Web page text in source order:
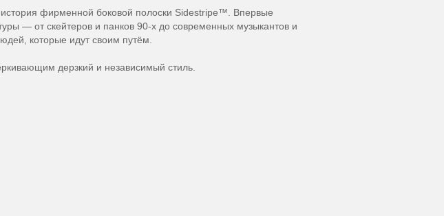
фирменной боковой полоски Sidestripe™. Впервые
— от скейтеров и панков 90-х до современных музыкантов и
которые идут своим путём.
дерзкий и независимый стиль.